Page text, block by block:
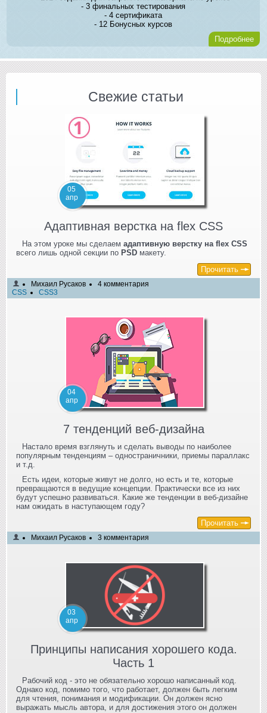
- 3 финальных тестирования
- 4 сертификата
- 12 Бонусных курсов
Подробнее
Свежие статьи
05
апр
Адаптивная верстка на flex CSS
На этом уроке мы сделаем адаптивную верстку на flex CSS
всего лишь одной секции по PSD макету.
Прочитать
Михаил Русаков
4 комментария
CSS
CSS3
04
апр
7 тенденций веб-дизайна
Настало время взглянуть и сделать выводы по наиболее
популярным тенденциям – одностраничники, приемы параллакс
и т.д.
Есть идеи, которые живут не долго, но есть и те, которые
превращаются в ведущие концепции. Практически все из них
будут успешно развиваться. Какие же тенденции в веб-дизайне
нам ожидать в наступающем году?
Прочитать
Михаил Русаков 3 комментария
03
апр
Принципы написания хорошего кода.
Часть 1
Рабочий код - это не обязательно хорошо написанный код.
Однако код, помимо того, что работает, должен быть легким
для чтения, понимания и модификации. Он должен ясно
выражать мысль автора, и для достижения этого он должен